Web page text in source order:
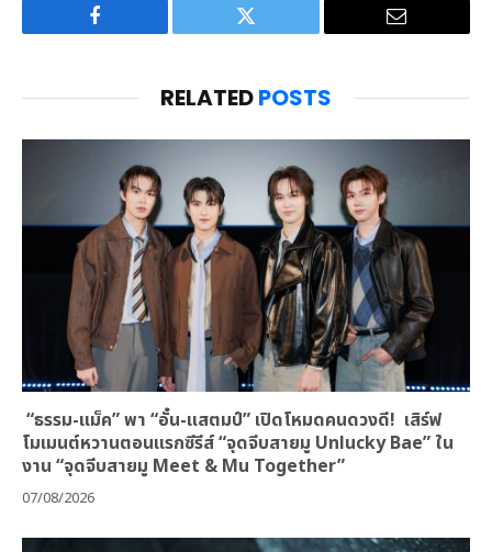
Facebook Twitter Email
RELATEDPOSTS
“ธรรม-แม็ค” พา “อั๋น-แสตมป์” เปิดโหมดคนดวงดี! เสิร์ฟ
โมเมนต์หวานตอนแรกซีรีส์ “จุดจีบสายมู Unlucky Bae” ใน
งาน “จุดจีบสายมู Meet & Mu Together”
07/08/2026